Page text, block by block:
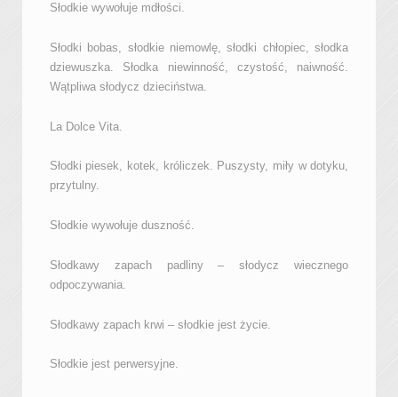
Słodkie wywołuje mdłości.
Słodki bobas, słodkie niemowlę, słodki chłopiec, słodka
dziewuszka. Słodka niewinność, czystość, naiwność.
Wątpliwa słodycz dzieciństwa.
La Dolce Vita.
Słodki piesek, kotek, króliczek. Puszysty, miły w dotyku,
przytulny.
Słodkie wywołuje duszność.
Słodkawy zapach padliny – słodycz wiecznego
odpoczywania.
Słodkawy zapach krwi – słodkie jest życie.
Słodkie jest perwersyjne.